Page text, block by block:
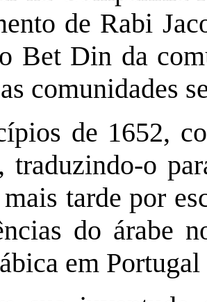
de Rabi
Bet Din da
comunidades
de 1652,
traduzindo-o
tarde por
do árabe
em